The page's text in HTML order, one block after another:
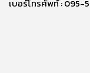
เบอร์โทรศัพท์ : 095-